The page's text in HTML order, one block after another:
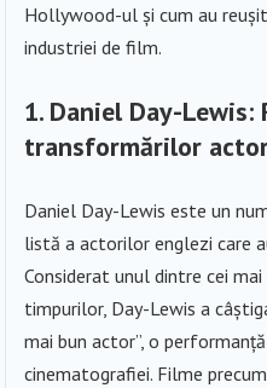
Hollywood-ul și cum au
industriei de film.
1. Daniel Day-Lewis:
transformărilor
Daniel Day-Lewis este un
listă a actorilor englezi care
Considerat unul dintre cei
timpurilor, Day-Lewis a
mai bun actor”, o
cinematografiei. Filme